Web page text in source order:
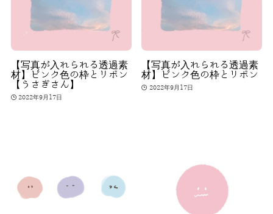
【写真が入れられる透過素
材】ピンク色の枠とリボン
【うさぎさん】
2022年9月17日
【写真が入れられる透過素
材】ピンク色の枠とリボン
2022年9月17日